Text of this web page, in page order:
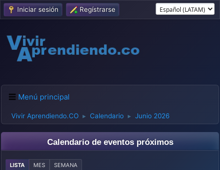
Iniciar sesión Regístrarse
Menú principal
Vivir Aprendiendo.CO ► Calendario ► Junio 2026
Calendario de eventos próximos
LISTA MES SEMANA